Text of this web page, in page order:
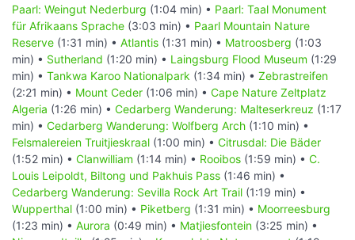
Paarl: Weingut Nederburg (1:04 min) • Paarl: Taal Monument
für Afrikaans Sprache (3:03 min) • Paarl Mountain Nature
Reserve (1:31 min) • Atlantis (1:31 min) • Matroosberg (1:03
min) • Sutherland (1:20 min) • Laingsburg Flood Museum (1:29
min) • Tankwa Karoo Nationalpark (1:34 min) • Zebrastreifen
(2:21 min) • Mount Ceder (1:06 min) • Cape Nature Zeltplatz
Algeria (1:26 min) • Cedarberg Wanderung: Malteserkreuz (1:17
min) • Cedarberg Wanderung: Wolfberg Arch (1:10 min) •
Felsmalereien Truitjieskraal (1:00 min) • Citrusdal: Die Bäder
(1:52 min) • Clanwilliam (1:14 min) • Rooibos (1:59 min) • C.
Louis Leipoldt, Biltong und Pakhuis Pass (1:46 min) •
Cedarberg Wanderung: Sevilla Rock Art Trail (1:19 min) •
Wupperthal (1:00 min) • Piketberg (1:31 min) • Moorreesburg
(1:23 min) • Aurora (0:49 min) • Matjiesfontein (3:25 min) •